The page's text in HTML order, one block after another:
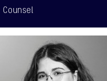
Counsel